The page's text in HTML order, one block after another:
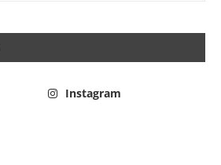
Instagram